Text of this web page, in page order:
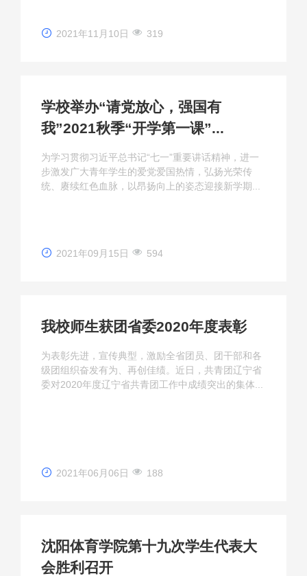
2021年11月10日 319
学校举办“请党放心，强国有
我”2021秋季“开学第一课”...
为学习贯彻习近平总书记“七一”重要讲话精神，进一
步激发广大青年学生的爱党爱国热情，弘扬光荣传
统、赓续红色血脉，以昂扬向上的姿态迎接新学期...
2021年09月15日 594
我校师生获团省委2020年度表彰
为表彰先进，宣传典型，激励全省团员、团干部和各
级团组织奋发有为、再创佳绩。近日，共青团辽宁省
委对2020年度辽宁省共青团工作中成绩突出的集体...
2021年06月06日 188
沈阳体育学院第十九次学生代表大
会胜利召开